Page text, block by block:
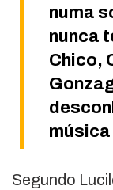
numa
nunca
Chico,
Segundo